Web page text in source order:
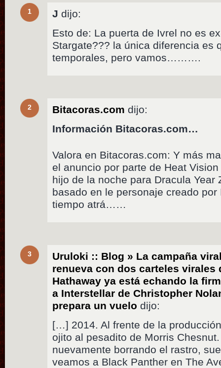
1 J dijo:
Esto de: La puerta de Ivrel no es
Stargate??? la única diferencia es
temporales, pero vamos……….
2 Bitacoras.com dijo:
Información Bitacoras.com…
Valora en Bitacoras.com: Y más
el anuncio por parte de Heat
hijo de la noche para Dracula Year
basado en le personaje creado
tiempo atrá……
3
Uruloki :: Blog » La campaña
renueva con dos carteles virales
Hathaway ya está echando la
a Interstellar de Christopher
prepara un vuelo dijo:
[…] 2014. Al frente de la
ojito al pesadito de Morris
nuevamente borrando el rastro,
veamos a Black Panther en The